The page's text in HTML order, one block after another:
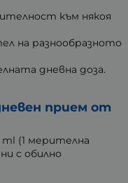
към някоя
на разнообразното
дневна доза.
прием от
ml (1 мерителна
с обилно